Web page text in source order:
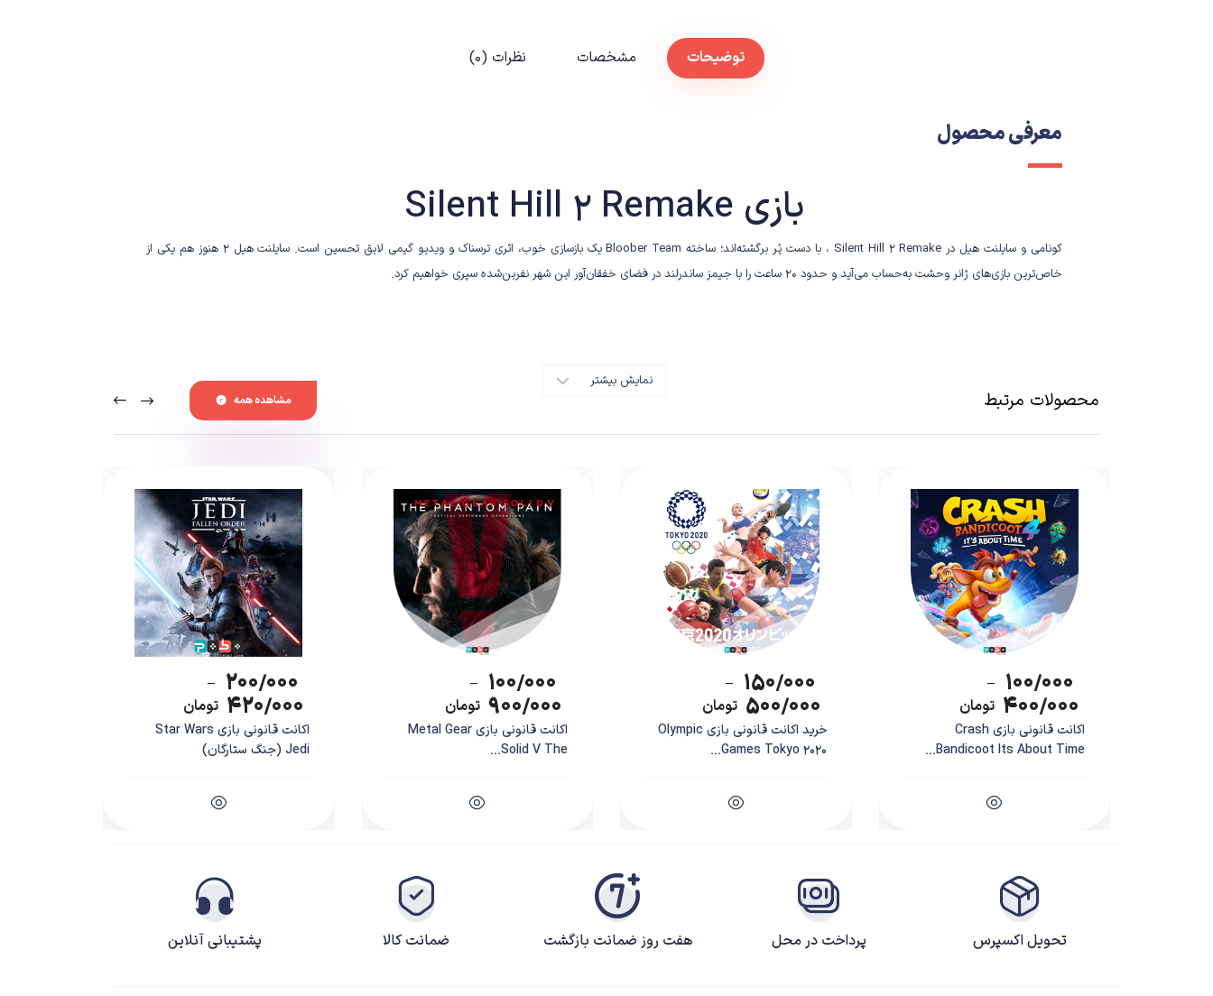
توضیحات مشخصات نظرات (۰)
معرفی محصول
بازی Silent Hill 2 Remake
کونامی و سایلنت هیل در Silent Hill 2 Remake ، با دست پُر برگشته‌اند؛ ساخته Bloober Teamیک بازسازی خوب، اثری ترسناک و ویدیو گیمی لایق تحسین است.
سایلنت هیل ۲ هنوز هم یکی از
خاص‌ترین بازی‌های ژانر وحشت به‌حساب می‌آید و حدود ۲۰ ساعت را با جیمز ساندرلند در فضای خفقان‌آور این شهر نفرین‌شده سپری خواهیم کرد.
نمایش بیشتر
محصولات مرتبط مشاهده همه
۱۰۰/۰۰۰ –
۴۰۰/۰۰۰ تومان
اکانت قانونی بازی Crash
Bandicoot Its About Time...
۱۵۰/۰۰۰ –
۵۰۰/۰۰۰ تومان
خرید اکانت قانونی بازی Olympic
Games Tokyo 2020...
۱۰۰/۰۰۰ –
۹۰۰/۰۰۰ تومان
اکانت قانونی بازی Metal Gear
Solid V The...
۲۰۰/۰۰۰ –
۴۲۰/۰۰۰ تومان
اکانت قانونی بازی Star Wars
Jedi (جنگ ستارگان)
تحویل اکسپرس پرداخت در محل هفت روز ضمانت بازگشت ضمانت کالا پشتیبانی آنلاین